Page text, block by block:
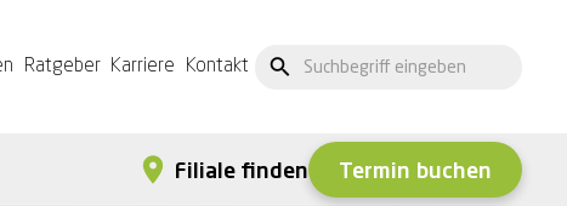
Ratgeber Karriere Kontakt
Filiale finden Termin buchen